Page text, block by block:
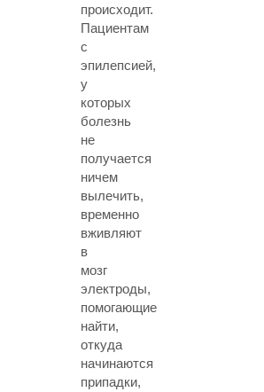
происходит.
Пациентам
с
эпилепсией,
у
которых
болезнь
не
получается
ничем
вылечить,
временно
вживляют
в
мозг
электроды,
помогающие
найти,
откуда
начинаются
припадки,